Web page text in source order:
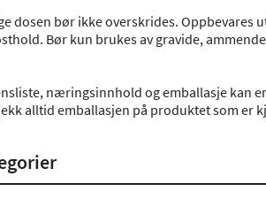
dosen bør ikke overskrides.
Bør kun brukes av gravide,
næringsinnhold og emballasje kan
alltid emballasjen på produktet som er